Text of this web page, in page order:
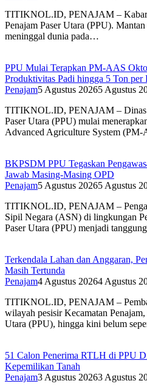
TITIKNOL.ID, PENAJAM – Kabar
Penajam Paser Utara (PPU).
meninggal dunia pada…
PPU Mulai Terapkan PM-AAS
Produktivitas Padi hingga 5 Ton per
Penajam5 Agustus 20265 Agustus
TITIKNOL.ID, PENAJAM – Dinas
Paser Utara (PPU) mulai
Advanced Agriculture System
BKPSDM PPU Tegaskan
Jawab Masing-Masing OPD
Penajam5 Agustus 20265 Agustus
TITIKNOL.ID, PENAJAM –
Sipil Negara (ASN) di lingkungan
Paser Utara (PPU) menjadi
Terkendala Lahan dan Anggaran,
Masih Tertunda
Penajam4 Agustus 20264 Agustus
TITIKNOL.ID, PENAJAM –
wilayah pesisir Kecamatan
Utara (PPU), hingga kini belum
51 Calon Penerima RTLH di PPU
Kepemilikan Tanah
Penajam3 Agustus 20263 Agustus